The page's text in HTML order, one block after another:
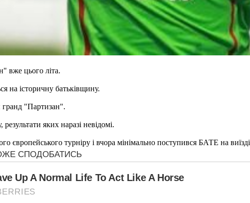
вже цього літа.
на історичну батьківщину.
гранд "Партизан".
яких наразі невідомі.
європейського турніру і вчора мінімально поступився БАТЕ на